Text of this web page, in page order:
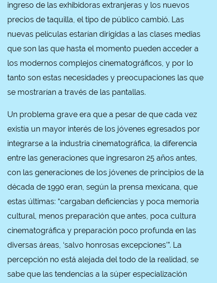
ingreso de las exhibidoras extranjeras y los nuevos
precios de taquilla, el tipo de público cambió. Las
nuevas películas estarían dirigidas a las clases medias
que son las que hasta el momento pueden acceder a
los modernos complejos cinematográficos, y por lo
tanto son estas necesidades y preocupaciones las que
se mostrarían a través de las pantallas.
Un problema grave era que a pesar de que cada vez
existía un mayor interés de los jóvenes egresados por
integrarse a la industria cinematográfica, la diferencia
entre las generaciones que ingresaron 25 años antes,
con las generaciones de los jóvenes de principios de la
década de 1990 eran, según la prensa mexicana, que
estas últimas: “cargaban deficiencias y poca memoria
cultural, menos preparación que antes, poca cultura
cinematográfica y preparación poco profunda en las
diversas áreas, ‘salvo honrosas excepciones’”. La
percepción no está alejada del todo de la realidad, se
sabe que las tendencias a la súper especialización